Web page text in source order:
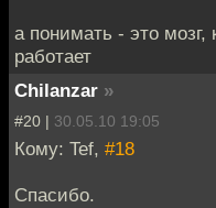
а понимать - это
работает
Chilanzar »
#20 | 30.05.10 19:05
Кому: Tef, #18
Спасибо.